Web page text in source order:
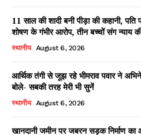
11 साल की शादी बनी पीड़ा की कहानी,
शोषण के गंभीर आरोप, तीन बच्चों संग न्याय
स्थानीय August 6, 2026
आर्थिक तंगी से जूझ रहे भीमराव पवार ने
बोले- सबकी तरह मेरी भी सुनें
स्थानीय August 6, 2026
खानदानी जमीन पर जबरन सड़क निर्माण का